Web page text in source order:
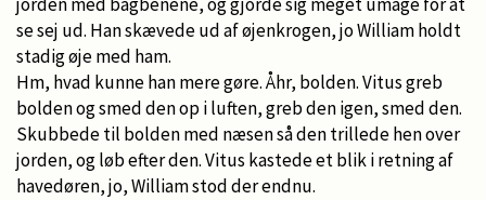
se sej ud. Han skævede ud af øjenkrogen, jo William holdt
stadig øje med ham.
Hm, hvad kunne han mere gøre. Åhr, bolden. Vitus greb
bolden og smed den op i luften, greb den igen, smed den.
Skubbede til bolden med næsen så den trillede hen over
jorden, og løb efter den. Vitus kastede et blik i retning af
havedøren, jo, William stod der endnu.